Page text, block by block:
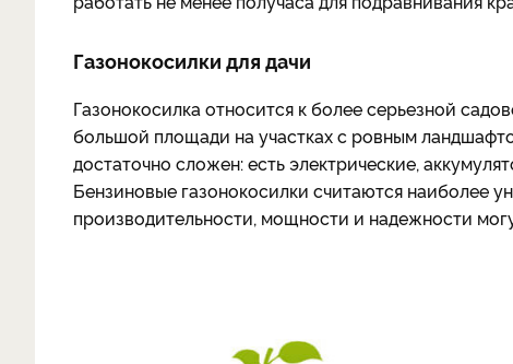
Газонокосилки для дачи
Газонокосилка относится к более серьезной
большой площади на участках с ровным
достаточно сложен: есть электрические,
Бензиновые газонокосилки считаются наиболее
производительности, мощности и надежности